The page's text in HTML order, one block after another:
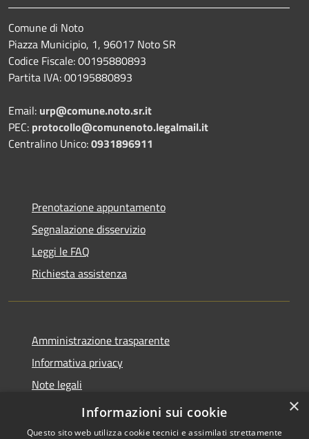
Comune di Noto
Piazza Municipio, 1, 96017 Noto SR
Codice Fiscale: 00195880893
Partita IVA: 00195880893
Email: urp@comune.noto.sr.it
PEC: protocollo@comunenoto.legalmail.it
Centralino Unico:0931896911
Prenotazione appuntamento
Segnalazione disservizio
Leggi le FAQ
Richiesta assistenza
Amministrazione trasparente
Informativa privacy
Note legali
Dichiarazione di accessibilità
×
Informazioni sui cookie
Questo sito web utilizza cookie tecnici e assimilati strettamente